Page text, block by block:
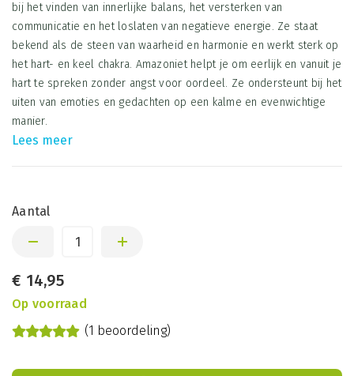
bij het vinden van innerlijke balans, het versterken van
communicatie en het loslaten van negatieve energie. Ze staat
bekend als de steen van waarheid en harmonie en werkt sterk op
het hart- en keel chakra. Amazoniet helpt je om eerlijk en vanuit je
hart te spreken zonder angst voor oordeel. Ze ondersteunt bij het
uiten van emoties en gedachten op een kalme en evenwichtige
manier.
Lees meer
Aantal
€ 14,95
Op voorraad
(1 beoordeling)